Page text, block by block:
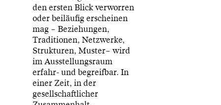
den ersten Blick verworren
oder beiläufig erscheinen
mag – Beziehungen,
Traditionen, Netzwerke,
Strukturen, Muster– wird
im Ausstellungsraum
erfahr- und begreifbar. In
einer Zeit, in der
gesellschaftlicher